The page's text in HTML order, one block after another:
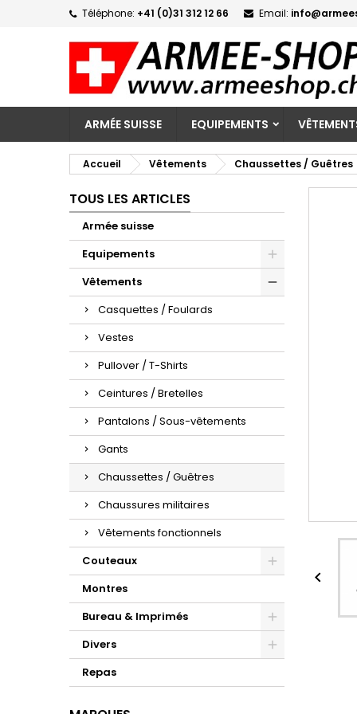
Téléphone: +41 (0)31 312 12 66 Email:
ARMÉE SUISSE EQUIPEMENTS
Accueil Vêtements Chaussettes / Guêtres
TOUS LES ARTICLES
Armée suisse
Equipements
Vêtements
Casquettes / Foulards
Vestes
Pullover / T-Shirts
Ceintures / Bretelles
Pantalons / Sous-vêtements
Gants
Chaussettes / Guêtres
Chaussures militaires
Vêtements fonctionnels
Couteaux
Montres
Bureau & Imprimés
Divers
Repas

add_circle_outline